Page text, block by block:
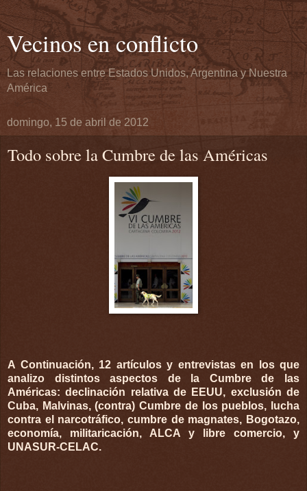
Vecinos en conflicto
Las relaciones entre Estados Unidos, Argentina y Nuestra
América
domingo, 15 de abril de 2012
Todo sobre la Cumbre de las Américas
A Continuación, 12 artículos y entrevistas en los que
analizo distintos aspectos de la Cumbre de las
Américas: declinación relativa de EEUU, exclusión de
Cuba, Malvinas, (contra) Cumbre de los pueblos, lucha
contra el narcotráfico, cumbre de magnates, Bogotazo,
economía, militaricación, ALCA y libre comercio, y
UNASUR-CELAC.